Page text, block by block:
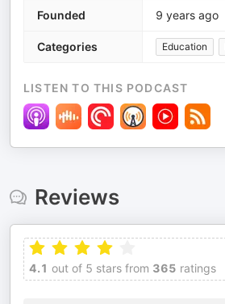
Founded 9 years ago
Categories Education
LISTEN TO THIS PODCAST
Reviews
4.1 out of 5 stars from 365 ratings